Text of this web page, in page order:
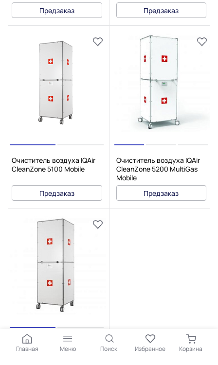
Предзаказ
Предзаказ
Очиститель воздуха IQAir
CleanZone 5100 Mobile
Предзаказ
Очиститель воздуха IQAir
CleanZone 5200 MultiGas
Mobile
Предзаказ
Очиститель воздуха IQAir
CleanZone 5300 MultiGas
Главная Меню Поиск Избранное Корзина